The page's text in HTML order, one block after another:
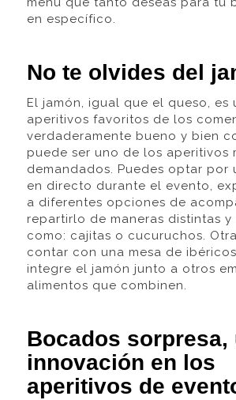
en específico.
No te olvides del
El jamón, igual que el queso, es
aperitivos favoritos de los
verdaderamente bueno y bien
puede ser uno de los aperitivos
demandados. Puedes optar por
en directo durante el evento,
a diferentes opciones de
repartirlo de maneras distintas y
como: cajitas o cucuruchos.
contar con una mesa de
integre el jamón junto a otros
alimentos que combinen.
Bocados sorpresa,
innovación en los
aperitivos de